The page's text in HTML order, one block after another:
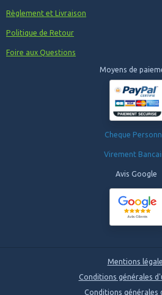
Règlement et Livraison
Politique de Retour
Foire aux Questions
Moyens de
Cheque
Virement
Avis Google
Mentions
Conditions générales
Conditions générales